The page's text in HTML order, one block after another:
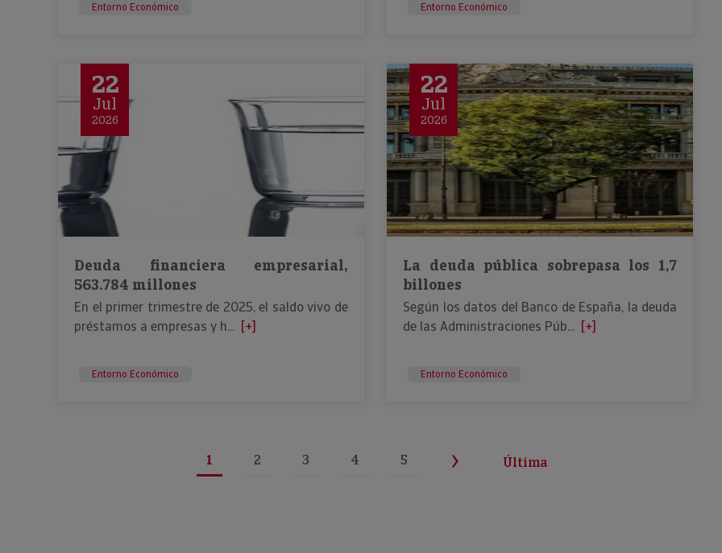
Entorno Económico Entorno Económico
22
Jul
2026
Deuda financiera empresarial,
563.784 millones
En el primer trimestre de 2025, el saldo vivo de
préstamos a empresas y h... [+]
Entorno Económico
22
Jul
2026
La deuda pública sobrepasa los 1,7
billones
Según los datos del Banco de España, la deuda
de las Administraciones Púb... [+]
Entorno Económico
1 2 3 4 5 Última